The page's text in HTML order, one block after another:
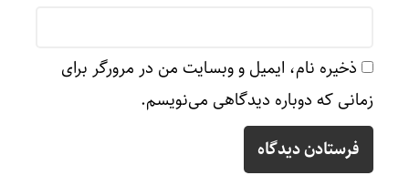
ذخیره نام، ایمیل و وبسایت من در مرورگر برای
زمانی که دوباره دیدگاهی می‌نویسم.